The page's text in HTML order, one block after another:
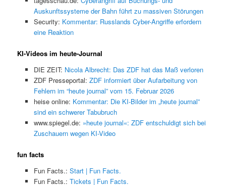
Auskunftssysteme der Bahn führt zu massiven Störungen
Security: Kommentar: Russlands Cyber-Angriffe erfordern
eine Reaktion
KI-Videos im heute-Journal
DIE ZEIT: Nicola Albrecht: Das ZDF hat das Maß verloren
ZDF Presseportal: ZDF informiert über Aufarbeitung von
Fehlern im “heute journal” vom 15. Februar 2026
heise online: Kommentar: Die KI-Bilder im „heute journal”
sind ein schwerer Tabubruch
www.spiegel.de: »heute journal«: ZDF entschuldigt sich bei
Zuschauern wegen KI-Video
fun facts
Fun Facts.: Start | Fun Facts.
Fun Facts.: Tickets | Fun Facts.